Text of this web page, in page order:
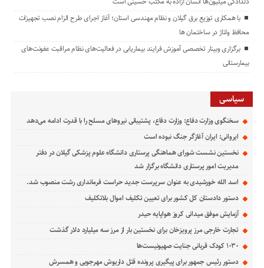
با همکاری توزیع برق گیلان و نظام مهندسی استان؛ آغاز اجرای طرح الزام نصب تجهیزات
محافظ ولتاژ در ساختمان ها
برگزاری وبینار تخصصی آموزش فرایند بیماریابی در فعالیت‌های نظام مراقبت عفونت‌های
بیمارستانی
سیاسی
سخنگوی وزارت دفاع: وزارت دفاع، پشتیبانی نیرو‌های مسلح را با قدرت ادامه می‌دهد
ایروانی: ایران آغازگر جنگ نبوده است
نخستین نشست شورای هماهنگی پرستاری دانشگاه علوم پزشکی گیلان در دفتر
مدیریت امور پرستاری دانشگاه برگزار شد
اسد الله خورشیدی به عنوان سرپرست جدید حراست فرمانداری رشت منصوب شد.
دستور دادستان کل کشور برای تعیین تکلیف اموال بلاتکلیف
آزمایش موفق میدانی کروز هواپایه حیدر
تجارت خارجی مرز پرویزخان برای نخستین بار از مرز سه میلیارد دلار گذشت
۱۰۳۰ کودک قربانی جنایت صهیونیست‌ها
دستور رئیس جمهور برای پیگیری پرونده قتل داریوش مهرجویی و همسرش